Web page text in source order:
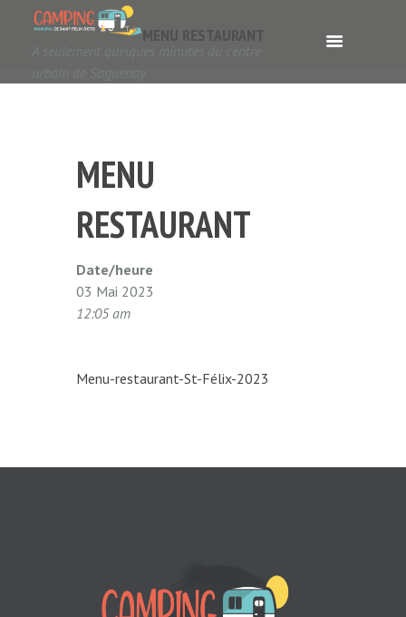
A seulement quelques minutes du centre
urbain de Saguenay
MENU RESTAURANT
MENU
RESTAURANT
Date/heure
03 Mai 2023
12:05 am
Menu-restaurant-St-Félix-2023